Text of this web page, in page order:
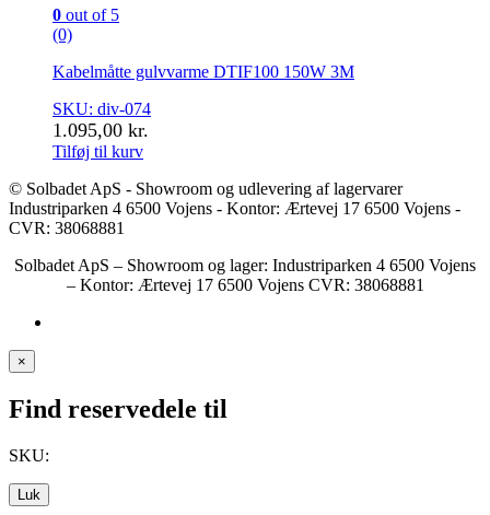
0 out of 5
(0)
Kabelmåtte gulvvarme DTIF100 150W 3M
SKU: div-074
1.095,00 kr.
Tilføj til kurv
© Solbadet ApS - Showroom og udlevering af lagervarer
Industriparken 4 6500 Vojens - Kontor: Ærtevej 17 6500 Vojens -
CVR: 38068881
Solbadet ApS – Showroom og lager: Industriparken 4 6500 Vojens
– Kontor: Ærtevej 17 6500 Vojens CVR: 38068881
×
Find reservedele til
SKU:
Luk